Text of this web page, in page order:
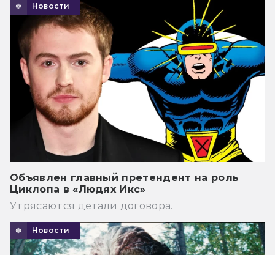
Новости
Объявлен главный претендент на роль
Циклопа в «Людях Икс»
Утрясаются детали договора.
Новости